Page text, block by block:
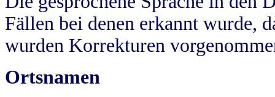
Fällen bei denen erkannt wurde,
wurden Korrekturen
Ortsnamen